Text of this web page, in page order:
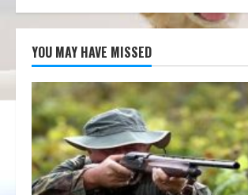
YOU MAY HAVE MISSED